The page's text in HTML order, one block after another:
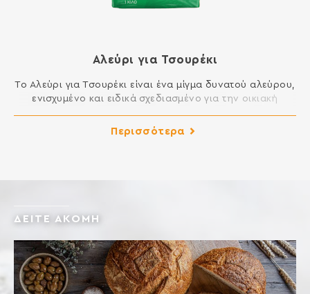
Αλεύρι για Τσουρέκι
Το Αλεύρι για Τσουρέκι είναι ένα μίγμα δυνατού αλεύρου,
ενισχυμένο και ειδικά σχεδιασμένο για την οικιακή
αφράτη ζύμη, εύκολη στο πλάσιμο και τελικά προϊόντα με
Περισσότερα
ΔΕΙΤΕ ΑΚΟΜΗ